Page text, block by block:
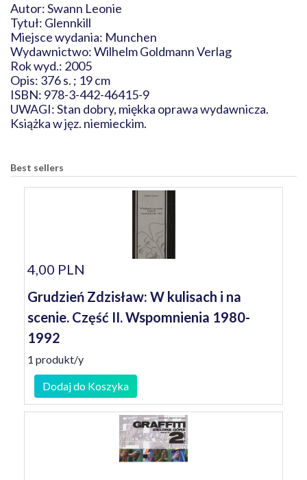
Autor: Swann Leonie
Tytuł: Glennkill
Miejsce wydania: Munchen
Wydawnictwo: Wilhelm Goldmann Verlag
Rok wyd.: 2005
Opis: 376 s. ; 19 cm
ISBN: 978-3-442-46415-9
UWAGI: Stan dobry, miękka oprawa wydawnicza.
Książka w jęz. niemieckim.
Best sellers
4,00 PLN
Grudzień Zdzisław: W kulisach i na
scenie. Część II. Wspomnienia 1980-
1992
1 produkt/y
Dodaj do Koszyka